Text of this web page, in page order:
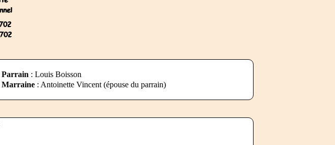
Parrain : Louis Boisson
Marraine : Antoinette Vincent (épouse du parrain)